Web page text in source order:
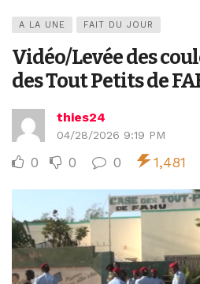
A LA UNE FAIT DU JOUR
Vidéo/Levée des
des Tout Petits de
thies24
04/28/2026 9:19 PM
0 0 0 1,481